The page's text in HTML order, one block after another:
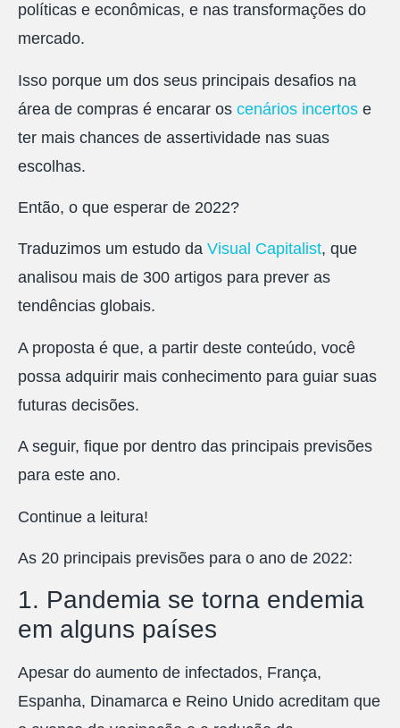
políticas e econômicas, e nas transformações do
mercado.
Isso porque um dos seus principais desafios na
área de compras é encarar os cenários incertos e
ter mais chances de assertividade nas suas
escolhas.
Então, o que esperar de 2022?
Traduzimos um estudo da Visual Capitalist, que
analisou mais de 300 artigos para prever as
tendências globais.
A proposta é que, a partir deste conteúdo, você
possa adquirir mais conhecimento para guiar suas
futuras decisões.
A seguir, fique por dentro das principais previsões
para este ano.
Continue a leitura!
As 20 principais previsões para o ano de 2022:
1. Pandemia se torna endemia
em alguns países
Apesar do aumento de infectados, França,
Espanha, Dinamarca e Reino Unido acreditam que